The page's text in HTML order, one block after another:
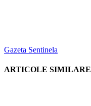
Gazeta Sentinela
ARTICOLE SIMILARE